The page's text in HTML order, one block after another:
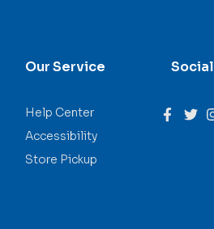
Our Service
Help Center
Accessibility
Store Pickup
Social